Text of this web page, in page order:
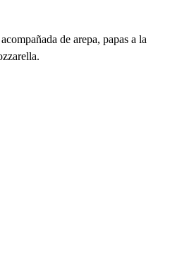
de arepa, papas a la